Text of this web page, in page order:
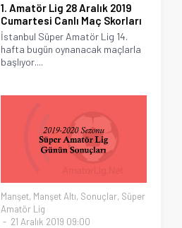
1. Amatör Lig 28 Aralık 2019
Cumartesi Canlı Maç Skorları
İstanbul Süper Amatör Lig 14.
hafta bugün oynanacak maçlarla
başlıyor....
Manşet, Manşet Altı, Sonuçlar, Süper
Amatör Lig
21 Aralık 2019 09:00